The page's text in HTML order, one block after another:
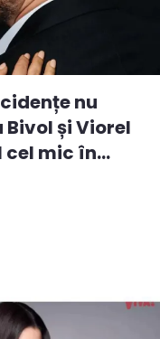
nu
și Viorel
cel mic în